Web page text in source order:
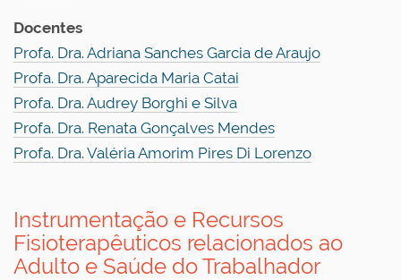
Docentes
Profa. Dra. Adriana Sanches Garcia de Araujo
Profa. Dra. Aparecida Maria Catai
Profa. Dra. Audrey Borghi e Silva
Profa. Dra. Renata Gonçalves Mendes
Profa. Dra. Valéria Amorim Pires Di Lorenzo
Instrumentação e Recursos
Fisioterapêuticos relacionados ao
Adulto e Saúde do Trabalhador